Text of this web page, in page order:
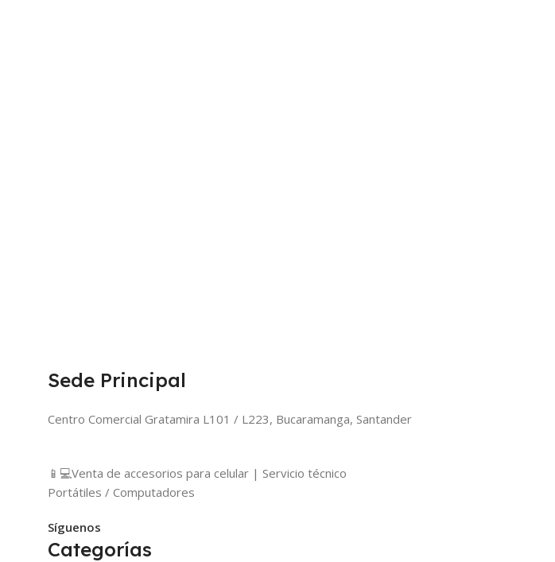
Sede Principal
Centro Comercial Gratamira L101 / L223, Bucaramanga, Santander
📱💻Venta de accesorios para celular | Servicio técnico
Portátiles / Computadores
Síguenos
Categorías